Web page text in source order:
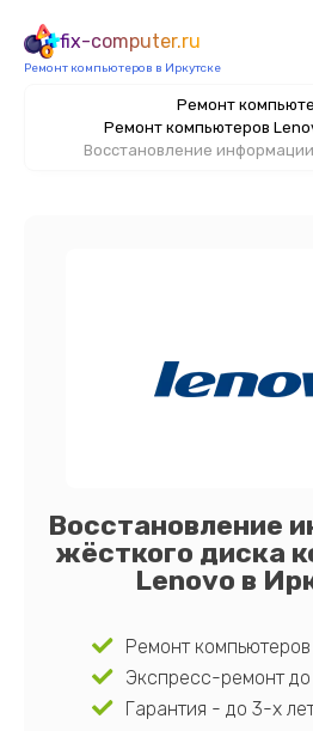
fix-computer.ru
Ремонт компьютеров в Иркутске
Ремонт
Ремонт компьютеров
Восстановление
Восстановление
жёсткого диска
Lenovo в
Ремонт
Экспресс-ремонт до
Гарантия - до 3-х